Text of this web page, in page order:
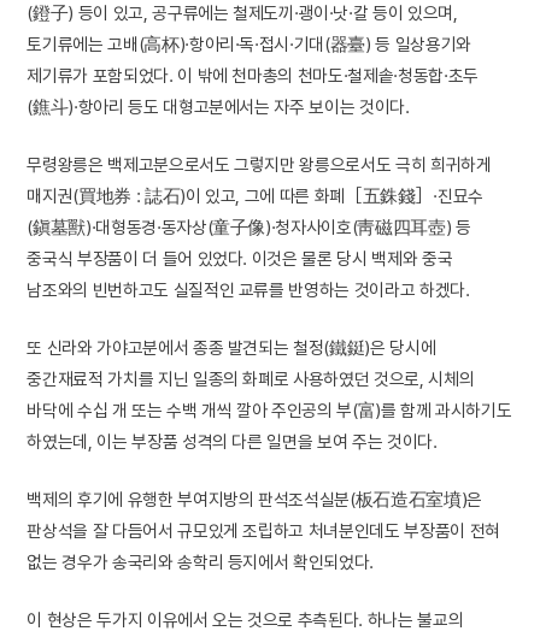
(鐙子) 등이 있고, 공구류에는 철제도끼·괭이·낫·칼 등이 있으며,
토기류에는 고배(高杯)·항아리·독·접시·기대(器臺) 등 일상용기와
제기류가 포함되었다. 이 밖에 천마총의 천마도·철제솥·청동합·초두
(鐎斗)·항아리 등도 대형고분에서는 자주 보이는 것이다.
무령왕릉은 백제고분으로서도 그렇지만 왕릉으로서도 극히 희귀하게
매지권(買地券 : 誌石)이 있고, 그에 따른 화폐［五銖錢］·진묘수
(鎭墓獸)·대형동경·동자상(童子像)·청자사이호(靑磁四耳壺) 등
중국식 부장품이 더 들어 있었다. 이것은 물론 당시 백제와 중국
남조와의 빈번하고도 실질적인 교류를 반영하는 것이라고 하겠다.
또 신라와 가야고분에서 종종 발견되는 철정(鐵鋌)은 당시에
중간재료적 가치를 지닌 일종의 화폐로 사용하였던 것으로, 시체의
바닥에 수십 개 또는 수백 개씩 깔아 주인공의 부(富)를 함께 과시하기도
하였는데, 이는 부장품 성격의 다른 일면을 보여 주는 것이다.
백제의 후기에 유행한 부여지방의 판석조석실분(板石造石室墳)은
판상석을 잘 다듬어서 규모있게 조립하고 처녀분인데도 부장품이 전혀
없는 경우가 송국리와 송학리 등지에서 확인되었다.
이 현상은 두가지 이유에서 오는 것으로 추측된다. 하나는 불교의